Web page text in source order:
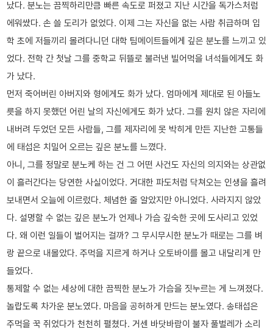
났다. 분노는 끔찍하리만큼 빠른 속도로 퍼졌고 지난 시간을 독가스처럼
에워쌌다. 손 쓸 도리가 없었다. 이제 그는 자신을 없는 사람 취급하며 입
학 초에 저들끼리 몰려다니던 대학 팀메이트들에게 깊은 분노를 느끼고 있
었다. 전학 간 첫날 그를 중학교 뒤뜰로 불러낸 빌어먹을 녀석들에게도 화
가 났다.
먼저 죽어버린 아버지와 형에게도 화가 났다. 엄마에게 제대로 된 아들노
릇을 하지 못했던 어린 날의 자신에게도 화가 났다. 그를 원치 않은 자리에
내버려 두었던 모든 사람들, 그를 제자리에 못 박히게 만든 지난한 고통들
에 태섭은 치밀어 오르는 깊은 분노를 느꼈다.
아니, 그를 정말로 분노케 하는 건 그 어떤 사건도 자신의 의지와는 상관없
이 흘러간다는 당연한 사실이었다. 거대한 파도처럼 닥쳐오는 인생을 흘려
보내면서 오늘에 이르렀다. 체념한 줄 알았지만 아니었다. 사라지지 않았
다. 설명할 수 없는 깊은 분노가 언제나 가슴 깊숙한 곳에 도사리고 있었
다. 왜 이런 일들이 벌어지는 걸까? 그 무시무시한 분노가 때로는 그를 벼
랑 끝으로 내몰았다. 주먹을 지르게 하거나 오토바이를 몰고 내달리게 만
들었다.
통제할 수 없는 세상에 대한 끔찍한 분노가 가슴을 짓누르는 게 느껴졌다.
놀랍도록 차가운 분노였다. 마음을 공허하게 만드는 분노였다. 송태섭은
주먹을 꾹 쥐었다가 천천히 펼쳤다. 거센 바닷바람이 불자 풀벌레가 소리